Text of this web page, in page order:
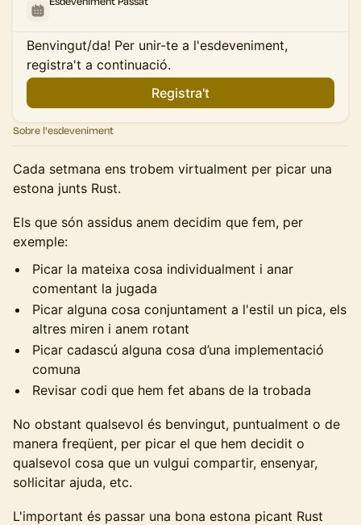
Benvingut/da! Per unir-te a l'esdeveniment,
registra't a continuació.
Registra't
Sobre l'esdeveniment
Cada setmana ens trobem virtualment per picar una
estona junts Rust.
Els que són assidus anem decidim que fem, per
exemple:
Picar la mateixa cosa individualment i anar
comentant la jugada
Picar alguna cosa conjuntament a l'estil un pica, els
altres miren i anem rotant
Picar cadascú alguna cosa d’una implementació
comuna
Revisar codi que hem fet abans de la trobada
No obstant qualsevol és benvingut, puntualment o de
manera freqüent, per picar el que hem decidit o
qualsevol cosa que un vulgui compartir, ensenyar,
sol·licitar ajuda, etc.
L'important és passar una bona estona picant Rust